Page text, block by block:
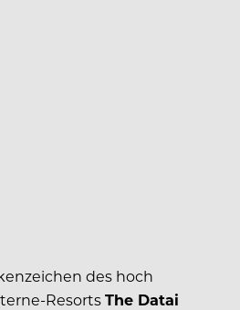
des hoch
ResortsThe Datai